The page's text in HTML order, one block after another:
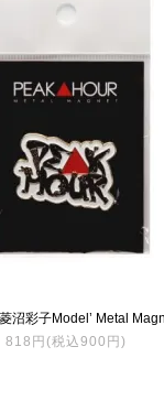
沼彩子Model’ Metal
818円(税込900円)